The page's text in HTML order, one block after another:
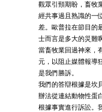
觀眾引頸期盼，畜牧
經共事過且熟識的一
差。歐普拉在節目的
士而言是多大的災難
當畜牧業回過神來，
元，以阻止媒體報導
是我們勝訴。
我們的答辯根據是坎
辦法從連結動物性蛋
根據事實進行訴訟。